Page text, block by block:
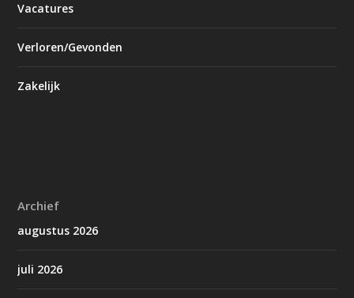
Vacatures
Verloren/Gevonden
Zakelijk
Archief
augustus 2026
juli 2026